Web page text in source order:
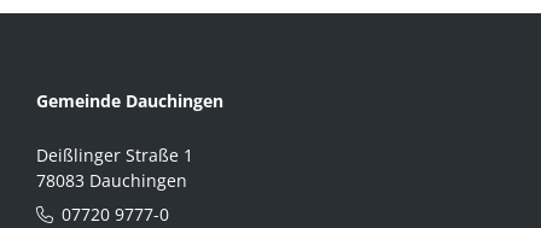
Gemeinde Dauchingen
Deißlinger Straße 1
78083 Dauchingen
07720 9777-0